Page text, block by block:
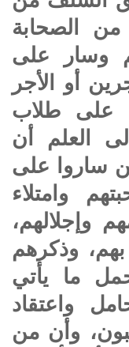
الصحابة
وسار على
أو الأجر
على طلاب
العلم أن
ساروا على
وامتلاء
وإجلالهم،
بهم، وذكرهم
ما يأتي
واعتقاد
وأن من